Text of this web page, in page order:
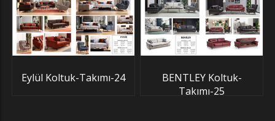
Eylül Koltuk-Takımı-24
BENTLEY Koltuk-
Takımı-25